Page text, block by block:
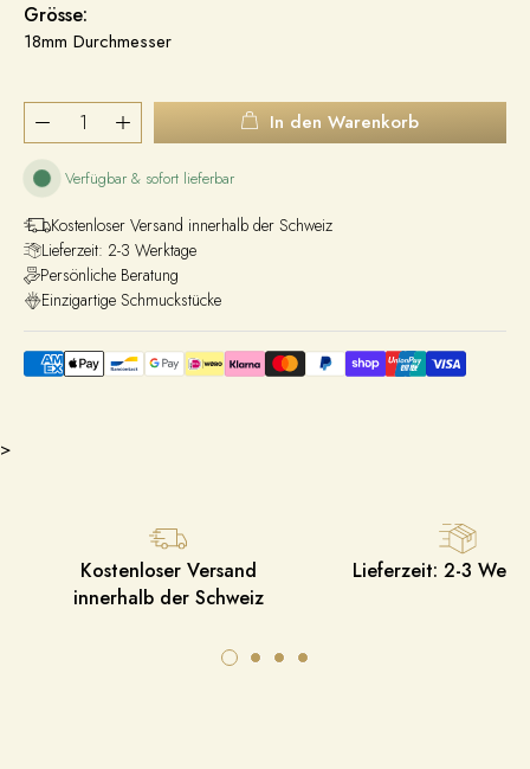
Grösse:
18mm Durchmesser
In den Warenkorb
Verfügbar & sofort lieferbar
Kostenloser Versand innerhalb der Schweiz
Lieferzeit: 2-3 Werktage
Persönliche Beratung
Einzigartige Schmuckstücke
>
Kostenloser Versand
innerhalb der Schweiz
Lieferzeit: 2-3